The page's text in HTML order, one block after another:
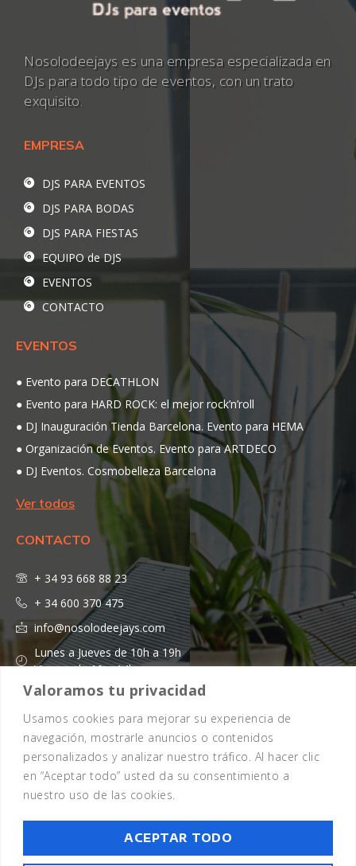
Valoramos tu privacidad
Usamos cookies para mejorar su experiencia de
navegación, mostrarle anuncios o contenidos
personalizados y analizar nuestro tráfico. Al hacer clic
en “Aceptar todo” usted da su consentimiento a
nuestro uso de las cookies.
ACEPTAR TODO
Nosolodeejays es una empresa especializada en
DJs para todo tipo de eventos, con un trato
exquisito.
EMPRESA
DJS PARA EVENTOS
DJS PARA BODAS
DJS PARA FIESTAS
EQUIPO de DJS
EVENTOS
CONTACTO
EVENTOS
Evento para DECATHLON
Evento para HARD ROCK: el mejor rock’n’roll
DJ Inauguración Tienda Barcelona. Evento para HEMA
Organización de Eventos. Evento para ARTDECO
DJ Eventos. Cosmobelleza Barcelona
Ver todos
CONTACTO
+ 34 93 668 88 23
+ 34 600 370 475
info@nosolodeejays.com
Lunes a Jueves de 10h a 19h
Viernes de 10 a 14h
Política de cookies Política de privacidad
Preguntas frecuentes